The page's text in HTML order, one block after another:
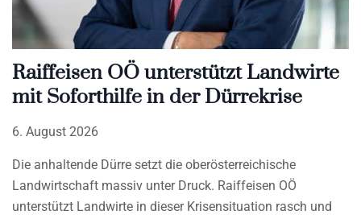
Raiffeisen OÖ unterstützt Landwirte
mit Soforthilfe in der Dürrekrise
6. August 2026
Die anhaltende Dürre setzt die oberösterreichische
Landwirtschaft massiv unter Druck. Raiffeisen OÖ
unterstützt Landwirte in dieser Krisensituation rasch und